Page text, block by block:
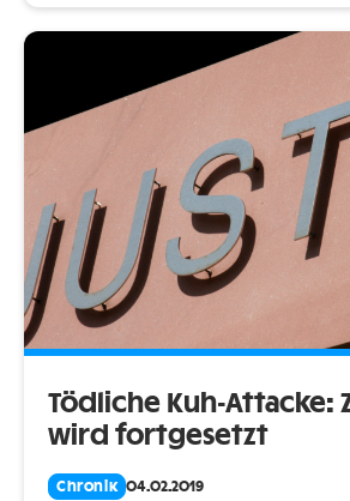
Tödliche Kuh-Attacke:
wird fortgesetzt
Chronik 04.02.2019